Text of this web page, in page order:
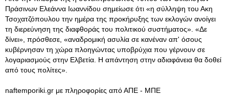
Πράσινων Ελεάννα Ιωαννίδου σημείωσε ότι «η σύλληψη του Ακη
Τσοχατζόπουλου την ημέρα της προκήρυξης των εκλογών ανοίγει
τη διερεύνηση της διαφθοράς του πολιτικού συστήματος». «Δε
δίνει», πρόσθεσε, «αναδρομική ασυλία σε κανέναν απ' όσους
κυβέρνησαν τη χώρα πλοηγώντας υποβρύχια που γέρνουν σε
λογαριασμούς στην Ελβετία. Η απάντηση στην αδιαφάνεια θα δοθεί
από τους πολίτες».
naftemporiki.gr με πληροφορίες από ΑΠΕ - ΜΠΕ